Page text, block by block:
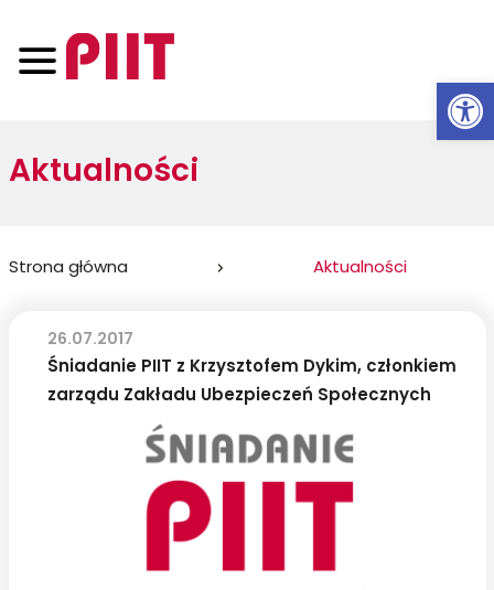
Aktualności
Jesteś
Strona główna Aktualności
Śniadanie PIIT z Krzysztofem Dykim, członkiem
zarządu Zakładu Ubezpieczeń Społecznych
26.07.2017